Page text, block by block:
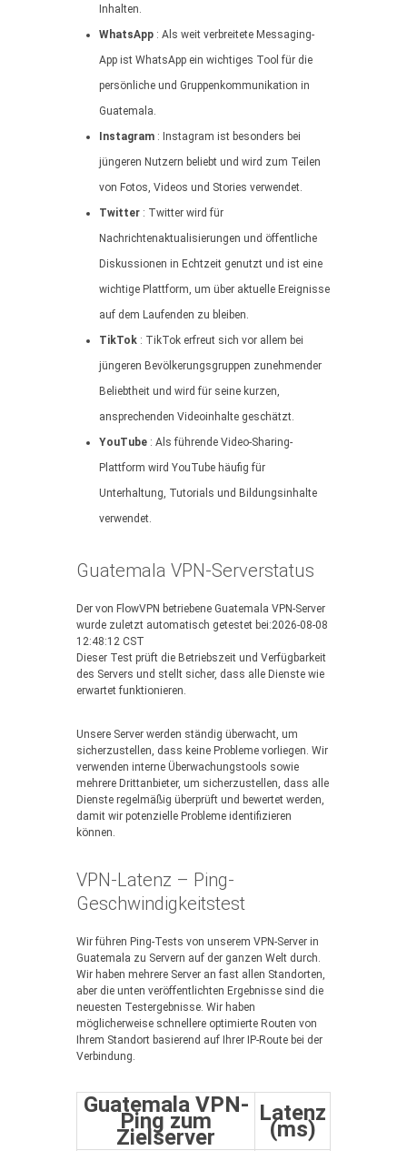
Inhalten.
WhatsApp : Als weit verbreitete Messaging-
App ist WhatsApp ein wichtiges Tool für die
persönliche und Gruppenkommunikation in
Guatemala.
Instagram : Instagram ist besonders bei
jüngeren Nutzern beliebt und wird zum Teilen
von Fotos, Videos und Stories verwendet.
Twitter : Twitter wird für
Nachrichtenaktualisierungen und öffentliche
Diskussionen in Echtzeit genutzt und ist eine
wichtige Plattform, um über aktuelle Ereignisse
auf dem Laufenden zu bleiben.
TikTok : TikTok erfreut sich vor allem bei
jüngeren Bevölkerungsgruppen zunehmender
Beliebtheit und wird für seine kurzen,
ansprechenden Videoinhalte geschätzt.
YouTube : Als führende Video-Sharing-
Plattform wird YouTube häufig für
Unterhaltung, Tutorials und Bildungsinhalte
verwendet.
Guatemala VPN-Serverstatus
Der von FlowVPN betriebene Guatemala VPN-Server
wurde zuletzt automatisch getestet bei:2026-08-08
12:48:12 CST
Dieser Test prüft die Betriebszeit und Verfügbarkeit
des Servers und stellt sicher, dass alle Dienste wie
erwartet funktionieren.
Unsere Server werden ständig überwacht, um
sicherzustellen, dass keine Probleme vorliegen. Wir
verwenden interne Überwachungstools sowie
mehrere Drittanbieter, um sicherzustellen, dass alle
Dienste regelmäßig überprüft und bewertet werden,
damit wir potenzielle Probleme identifizieren
können.
VPN-Latenz – Ping-
Geschwindigkeitstest
Wir führen Ping-Tests von unserem VPN-Server in
Guatemala zu Servern auf der ganzen Welt durch.
Wir haben mehrere Server an fast allen Standorten,
aber die unten veröffentlichten Ergebnisse sind die
neuesten Testergebnisse. Wir haben
möglicherweise schnellere optimierte Routen von
Ihrem Standort basierend auf Ihrer IP-Route bei der
Verbindung.
Guatemala VPN-
Ping zum
Zielserver
Latenz
(ms)